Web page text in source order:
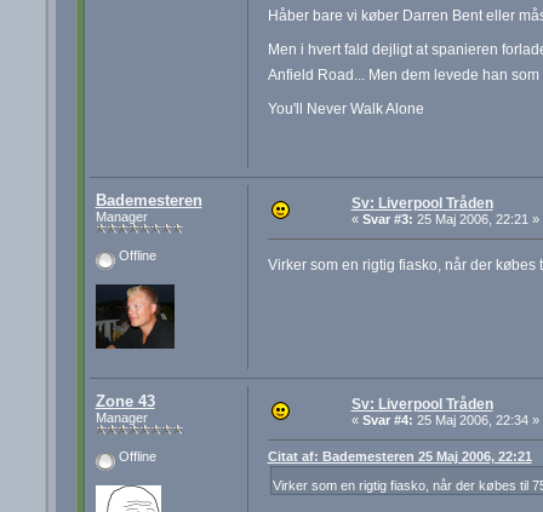
Håber bare vi køber Darren Bent eller
Men i hvert fald dejligt at spanieren
Anfield Road... Men dem levede han
You'll Never Walk Alone
Bademesteren
Manager
Offline
Sv: Liverpool Tråden
« Svar #3: 25 Maj 2006, 22:21 »
Virker som en rigtig fiasko, når der
Zone 43
Manager
Offline
Sv: Liverpool Tråden
« Svar #4: 25 Maj 2006, 22:34 »
Citat af: Bademesteren 25 Maj 2006, 22:21
Virker som en rigtig fiasko, når der købes til